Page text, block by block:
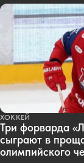
ХОККЕЙ
Три форварда
сыграют в
олимпийского